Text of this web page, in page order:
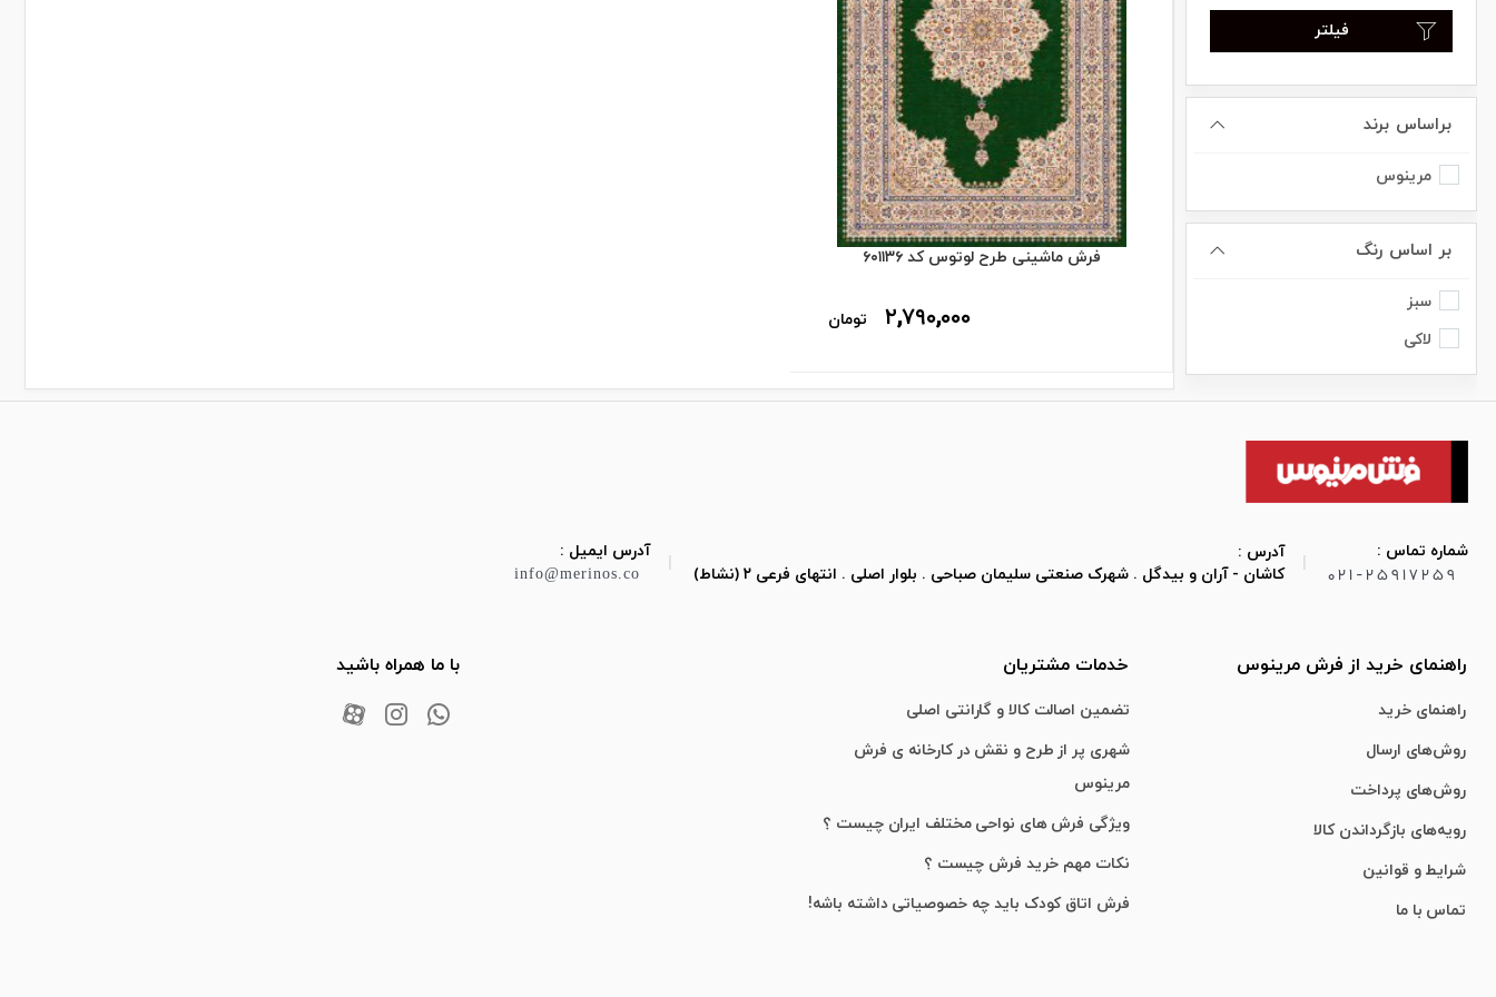
فیلتر
براساس برند
مرینوس
بر اساس رنگ
سبز
لاکی
فرش ماشینی طرح لوتوس کد ۶۰۱۱۳۶
۲,۷۹۰,۰۰۰ تومان
شماره تماس :
021-25917259
آدرس :
کاشان - آران و بیدگل . شهرک صنعتی سلیمان صباحی . بلوار اصلی . انتهای فرعی ۲ (نشاط)
آدرس ایمیل :
info@merinos.co
راهنمای خرید از فرش مرینوس
راهنمای خرید
روش‌های ارسال
روش‌های پرداخت
رویه‌های بازگرداندن کالا
شرایط و قوانین
تماس با ما
خدمات مشتریان
تضمین اصالت کالا و گارانتی اصلی
شهری پر از طرح و نقش در کارخانه ی فرش
مرینوس
ویژگی‌ فرش‌ های نواحی مختلف ایران چیست ؟
نکات مهم خرید فرش چیست ؟
فرش اتاق کودک باید چه خصوصیاتی داشته باشه!
با ما همراه باشید